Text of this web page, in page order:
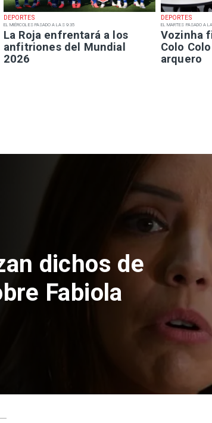
DEPORTES
EL MIÉRCOLES PASADO A LAS 9:35
La Roja enfrentará a los
anfitriones del Mundial
2026
DEPORTES
EL MARTES PASADO A
Vozinha
Colo
arquero
sumar feriado
para Fiestas